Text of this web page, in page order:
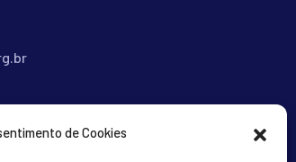
de Cookies
Centro Comercial